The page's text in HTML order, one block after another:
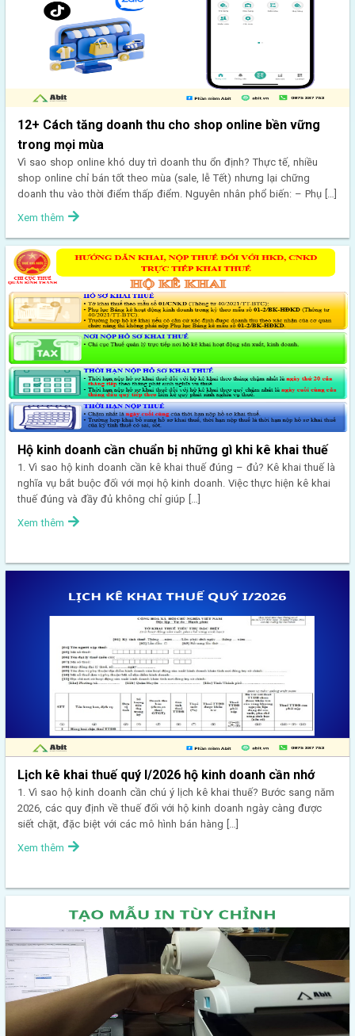
12+ Cách tăng doanh thu cho shop online bền vững
trong mọi mùa
Vì sao shop online khó duy trì doanh thu ổn định? Thực tế, nhiều
shop online chỉ bán tốt theo mùa (sale, lễ Tết) nhưng lại chững
doanh thu vào thời điểm thấp điểm. Nguyên nhân phổ biến: – Phụ […]
Xem thêm
Hộ kinh doanh cần chuẩn bị những gì khi kê khai thuế
1. Vì sao hộ kinh doanh cần kê khai thuế đúng – đủ? Kê khai thuế là
nghĩa vụ bắt buộc đối với mọi hộ kinh doanh. Việc thực hiện kê khai
thuế đúng và đầy đủ không chỉ giúp […]
Xem thêm
Lịch kê khai thuế quý I/2026 hộ kinh doanh cần nhớ
1. Vì sao hộ kinh doanh cần chú ý lịch kê khai thuế? Bước sang năm
2026, các quy định về thuế đối với hộ kinh doanh ngày càng được
siết chặt, đặc biệt với các mô hình bán hàng […]
Xem thêm